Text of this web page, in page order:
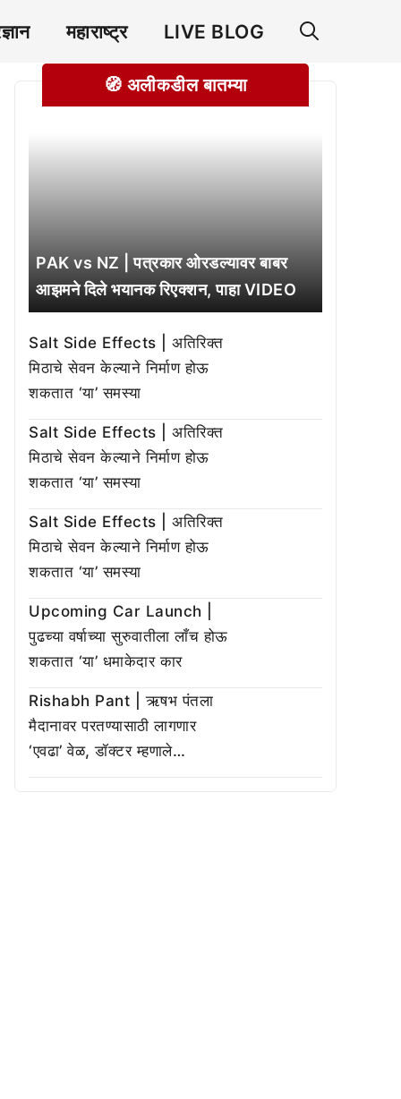
महाराष्ट्र LIVE BLOG
🧭 अलीकडील बातम्या
PAK vs NZ | पत्रकार ओरडल्यावर बाबर
आझमने दिले भयानक रिएक्शन, पाहा VIDEO
Salt Side Effects | अतिरिक्त
मिठाचे सेवन केल्याने निर्माण होऊ
शकतात ‘या’ समस्या
Salt Side Effects | अतिरिक्त
मिठाचे सेवन केल्याने निर्माण होऊ
शकतात ‘या’ समस्या
Salt Side Effects | अतिरिक्त
मिठाचे सेवन केल्याने निर्माण होऊ
शकतात ‘या’ समस्या
Upcoming Car Launch |
पुढच्या वर्षाच्या सुरुवातीला लाँच होऊ
शकतात ‘या’ धमाकेदार कार
Rishabh Pant | ऋषभ पंतला
मैदानावर परतण्यासाठी लागणार
‘एवढा’ वेळ, डॉक्टर म्हणाले…